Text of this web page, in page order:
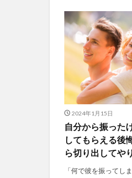
2024年1月15日
自分から振った
してもらえる後
ら切り出してや
「何で彼を振ってし